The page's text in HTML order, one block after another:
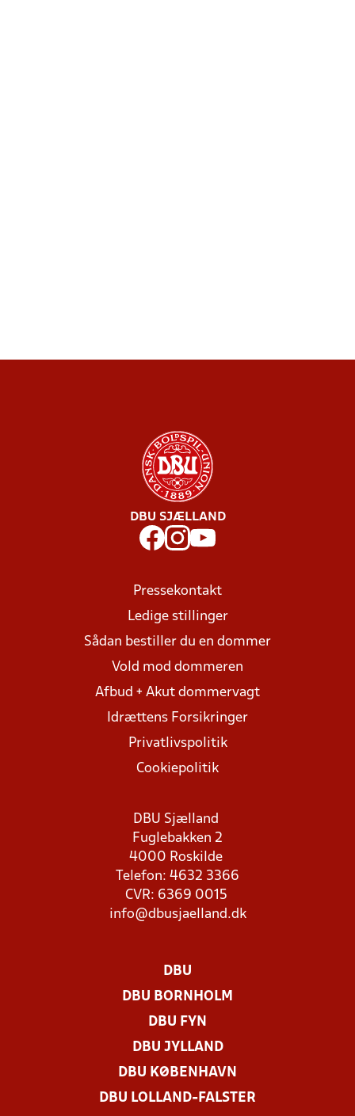
DBU SJÆLLAND
Pressekontakt
Ledige stillinger
Sådan bestiller du en dommer
Vold mod dommeren
Afbud + Akut dommervagt
Idrættens Forsikringer
Privatlivspolitik
Cookiepolitik
DBU Sjælland
Fuglebakken 2
4000 Roskilde
Telefon: 4632 3366
CVR: 6369 0015
info@dbusjaelland.dk
DBU
DBU BORNHOLM
DBU FYN
DBU JYLLAND
DBU KØBENHAVN
DBU LOLLAND-FALSTER